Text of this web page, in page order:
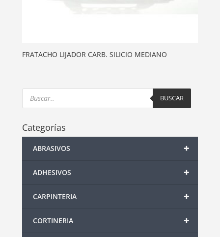
FRATACHO LIJADOR CARB. SILICIO MEDIANO
Products
search BUSCAR
Categorías
+
ABRASIVOS
+
ADHESIVOS
+
CARPINTERIA
+
CORTINERIA